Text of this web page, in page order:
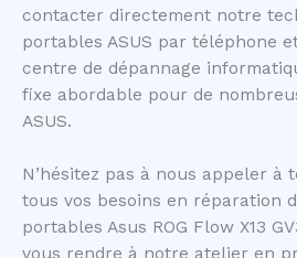
contacter directement notre
portables ASUS par téléphone
centre de dépannage
fixe abordable pour de
ASUS.
N’hésitez pas à nous appeler à
tous vos besoins en réparation
portables Asus ROG Flow X13
vous rendre à notre atelier en